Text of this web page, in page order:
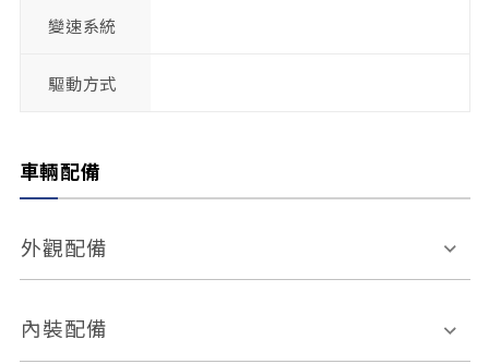
變速系統
驅動方式
車輛配備
外觀配備
電動天窗
內裝配備